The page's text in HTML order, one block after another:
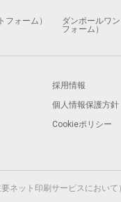
ォーム）
ダンボールワ
フォーム）
採用情報
個人情報保護方針
Cookieポリシー
ネット印刷サービスにおいて）